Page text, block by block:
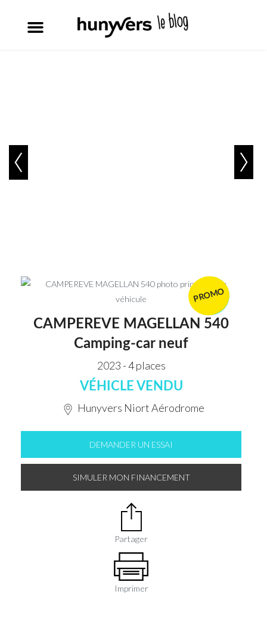
VENDU
PROMO
CAMPEREVE MAGELLAN 540
Camping-car neuf
2023 - 4 places
VÉHICLE VENDU
Hunyvers Niort Aérodrome
DEMANDER UN ESSAI
SIMULER MON FINANCEMENT
Partager
Imprimer